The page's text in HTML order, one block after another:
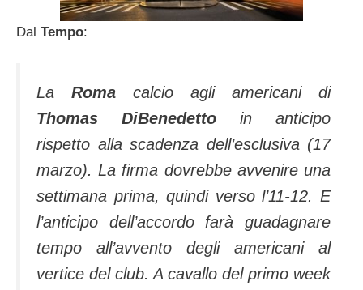
Dal Tempo:
La Roma calcio agli americani di
Thomas DiBenedetto in anticipo
rispetto alla scadenza dell’esclusiva (17
marzo). La firma dovrebbe avvenire una
settimana prima, quindi verso l’11-12. E
l’anticipo dell’accordo farà guadagnare
tempo all’avvento degli americani al
vertice del club. A cavallo del primo week